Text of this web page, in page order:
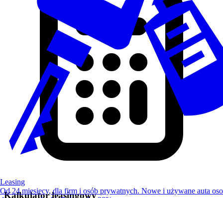
Kalkulator leasingowy
Leasing
Od 24 miesięcy, dla firm i osób prywatnych. Nowe i używane auta